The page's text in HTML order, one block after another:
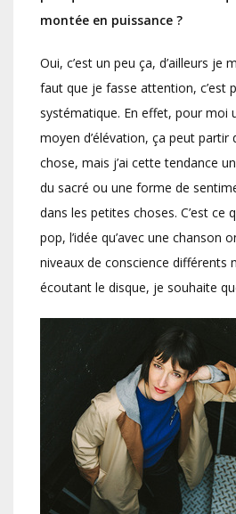
montée en puissance ?
Oui, c’est un peu ça, d’ailleurs je
faut que je fasse attention, c’est
systématique. En effet, pour moi
moyen d’élévation, ça peut partir
chose, mais j’ai cette tendance
du sacré ou une forme de
dans les petites choses. C’est ce
pop, l’idée qu’avec une chanson
niveaux de conscience différents
écoutant le disque, je souhaite